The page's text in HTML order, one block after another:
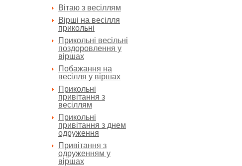
Вітаю з весіллям
Вірші на весілля
прикольні
Прикольні весільні
поздоровлення у
віршах
Побажання на
весілля у віршах
Прикольні
привітання з
весіллям
Прикольні
привітання з днем
одруження
Привітання з
одруженням у
віршах